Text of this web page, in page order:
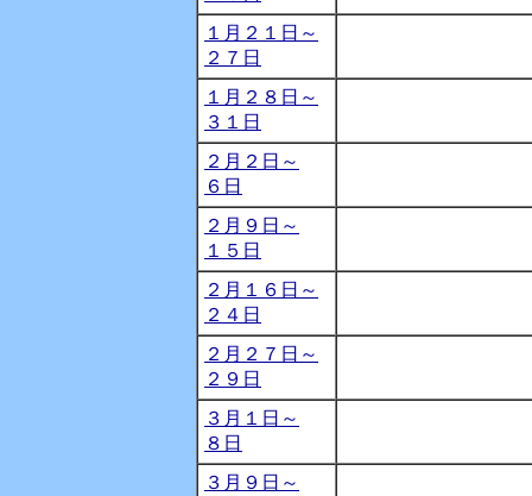
１月２１日～
２７日
１月２８日～
３１日
２月２日～
６日
２月９日～
１５日
２月１６日～
２４日
２月２７日～
２９日
３月１日～
８日
３月９日～